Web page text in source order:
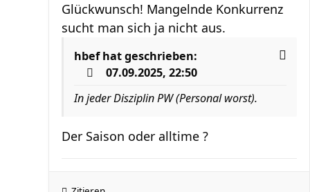
Glückwunsch! Mangelnde Konkurrenz
sucht man sich ja nicht aus.
hbefhat geschrieben:
07.09.2025, 22:50
In jeder Disziplin PW (Personal worst).
Der Saison oder alltime ?